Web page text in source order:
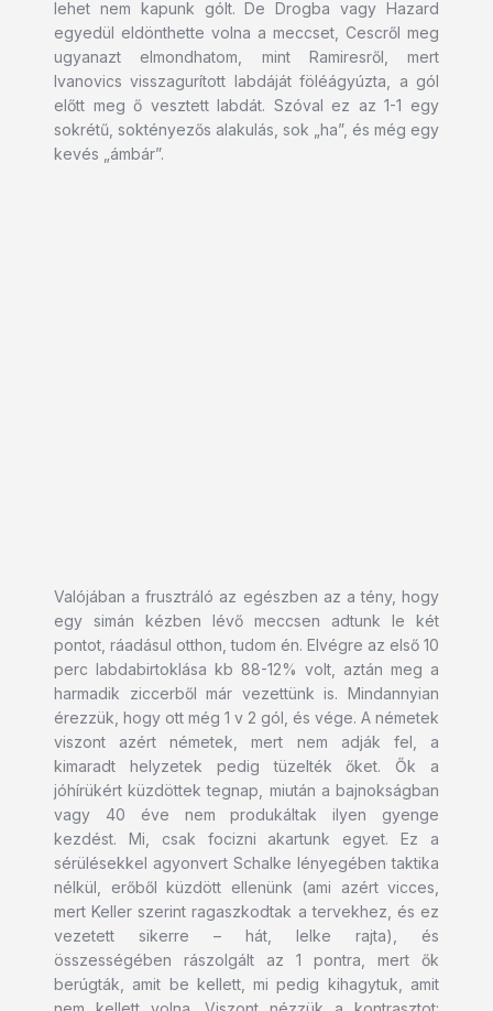
lehet nem kapunk gólt. De Drogba vagy Hazard
egyedül eldönthette volna a meccset, Cescről meg
ugyanazt elmondhatom, mint Ramiresről, mert
Ivanovics visszagurított labdáját föléágyúzta, a gól
előtt meg ő vesztett labdát. Szóval ez az 1-1 egy
sokrétű, soktényezős alakulás, sok „ha”, és még egy
kevés „ámbár”.
Valójában a frusztráló az egészben az a tény, hogy
egy simán kézben lévő meccsen adtunk le két
pontot, ráadásul otthon, tudom én. Elvégre az első 10
perc labdabirtoklása kb 88-12% volt, aztán meg a
harmadik ziccerből már vezettünk is. Mindannyian
érezzük, hogy ott még 1 v 2 gól, és vége. A németek
viszont azért németek, mert nem adják fel, a
kimaradt helyzetek pedig tüzelték őket. Ők a
jóhírükért küzdöttek tegnap, miután a bajnokságban
vagy 40 éve nem produkáltak ilyen gyenge
kezdést. Mi, csak focizni akartunk egyet. Ez a
sérülésekkel agyonvert Schalke lényegében taktika
nélkül, erőből küzdött ellenünk (ami azért vicces,
mert Keller szerint ragaszkodtak a tervekhez, és ez
vezetett sikerre – hát, lelke rajta), és
összességében rászolgált az 1 pontra, mert ők
berúgták, amit be kellett, mi pedig kihagytuk, amit